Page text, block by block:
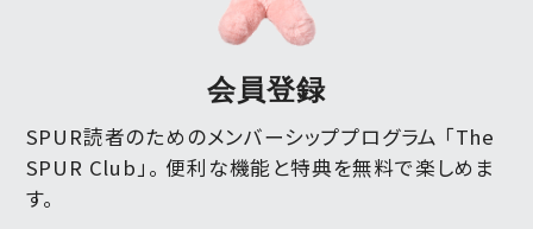
会員登録
SPUR読者のためのメンバーシッププログラム 「The
SPUR Club」。 便利な機能と特典を無料で楽しめま
す。